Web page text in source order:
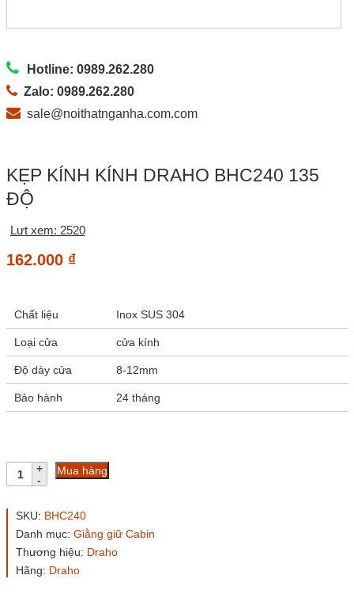
Hotline: 0989.262.280
Zalo: 0989.262.280
sale@noithatnganha.com.com
KẸP KÍNH KÍNH DRAHO BHC240 135
ĐỘ
Lưt xem: 2520
162.000 ₫
Chất liệu Inox SUS 304
Loại cửa cửa kính
Độ dày cửa 8-12mm
Bảo hành 24 tháng
Kẹp
kính
Draho
135
độ
số
Mua hàng
SKU: BHC240
Danh mục: Giằng giữ Cabin
Thương hiệu: Draho
Hãng: Draho